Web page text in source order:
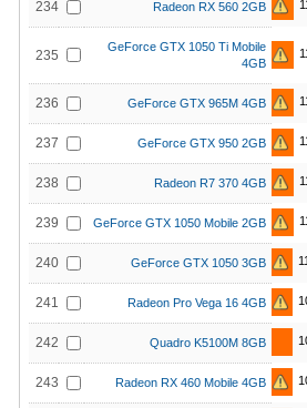
234 Radeon RX 560 2GB
235
GeForce GTX 1050 Ti Mobile
4GB
236 GeForce GTX 965M 4GB
237 GeForce GTX 950 2GB
238 Radeon R7 370 4GB
239 GeForce GTX 1050 Mobile 2GB
240 GeForce GTX 1050 3GB 11
241 Radeon Pro Vega 16 4GB
242 Quadro K5100M 8GB
243 Radeon RX 460 Mobile 4GB